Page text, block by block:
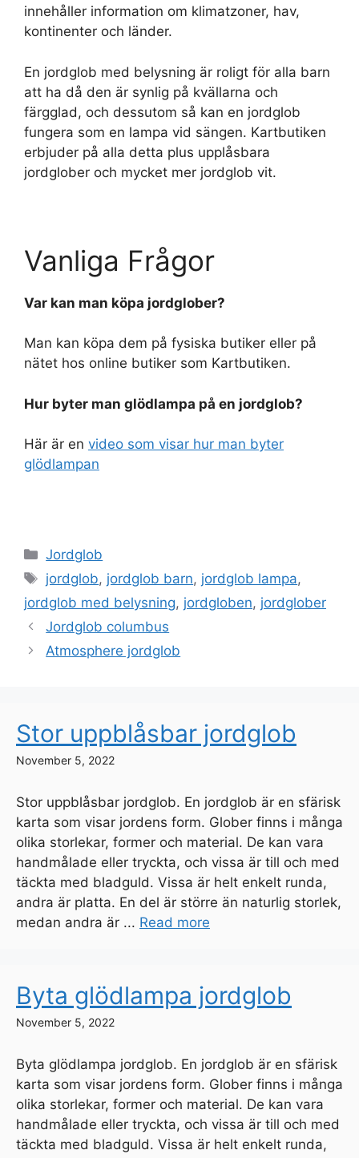
innehåller information om klimatzoner, hav,
kontinenter och länder.
En jordglob med belysning är roligt för alla barn
att ha då den är synlig på kvällarna och
färgglad, och dessutom så kan en jordglob
fungera som en lampa vid sängen. Kartbutiken
erbjuder på alla detta plus upplåsbara
jordglober och mycket mer jordglob vit.
Vanliga Frågor
Var kan man köpa jordglober?
Man kan köpa dem på fysiska butiker eller på
nätet hos online butiker som Kartbutiken.
Hur byter man glödlampa på en jordglob?
Här är en video som visar hur man byter
glödlampan
Categories
Jordglob
Tags
jordglob, jordglob barn, jordglob lampa,
jordglob med belysning, jordgloben, jordglober
Jordglob columbus
Atmosphere jordglob
Stor uppblåsbar jordglob
November 5, 2022
Stor uppblåsbar jordglob. En jordglob är en sfärisk
karta som visar jordens form. Glober finns i många
olika storlekar, former och material. De kan vara
handmålade eller tryckta, och vissa är till och med
täckta med bladguld. Vissa är helt enkelt runda,
andra är platta. En del är större än naturlig storlek,
medan andra är ... Read more
Byta glödlampa jordglob
November 5, 2022
Byta glödlampa jordglob. En jordglob är en sfärisk
karta som visar jordens form. Glober finns i många
olika storlekar, former och material. De kan vara
handmålade eller tryckta, och vissa är till och med
täckta med bladguld. Vissa är helt enkelt runda,